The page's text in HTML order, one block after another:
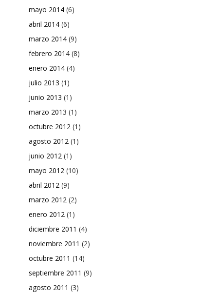
mayo 2014 (6)
abril 2014 (6)
marzo 2014 (9)
febrero 2014 (8)
enero 2014 (4)
julio 2013 (1)
junio 2013 (1)
marzo 2013 (1)
octubre 2012 (1)
agosto 2012 (1)
junio 2012 (1)
mayo 2012 (10)
abril 2012 (9)
marzo 2012 (2)
enero 2012 (1)
diciembre 2011 (4)
noviembre 2011 (2)
octubre 2011 (14)
septiembre 2011 (9)
agosto 2011 (3)